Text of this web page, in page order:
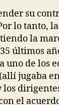
su
lo tanto,
la
últimos
uno de los
jugaba
el